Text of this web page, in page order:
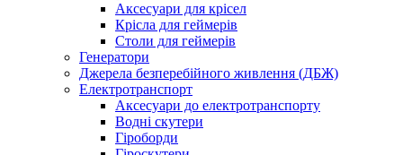
Аксесуари для крісел
Крісла для геймерів
Столи для геймерів
Генератори
Джерела безперебійного живлення (ДБЖ)
Електротранспорт
Аксесуари до електротранспорту
Водні скутери
Гіроборди